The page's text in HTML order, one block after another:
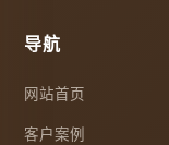
导航
网站首页
客户案例